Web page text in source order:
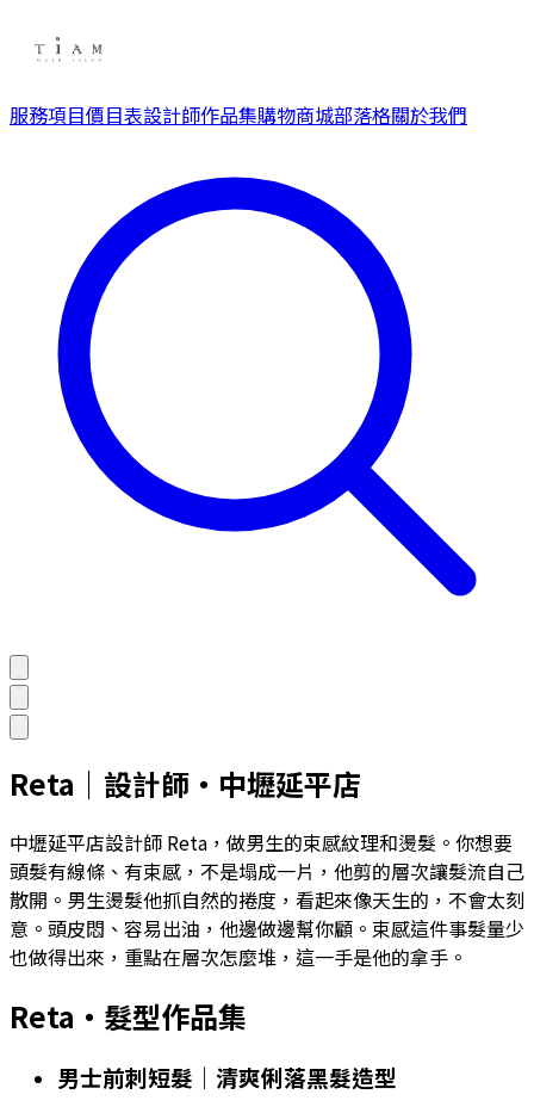
服務項目價目表設計師作品集購物商城部落格關於我們
Reta ｜ 設計師 ・ 中壢延平店
中壢延平店設計師 Reta，做男生的束感紋理和燙髮。你想要
頭髮有線條、有束感，不是塌成一片，他剪的層次讓髮流自己
散開。男生燙髮他抓自然的捲度，看起來像天生的，不會太刻
意。頭皮悶、容易出油，他邊做邊幫你顧。束感這件事髮量少
也做得出來，重點在層次怎麼堆，這一手是他的拿手。
Reta ・髮型作品集
男士前刺短髮｜清爽俐落黑髮造型